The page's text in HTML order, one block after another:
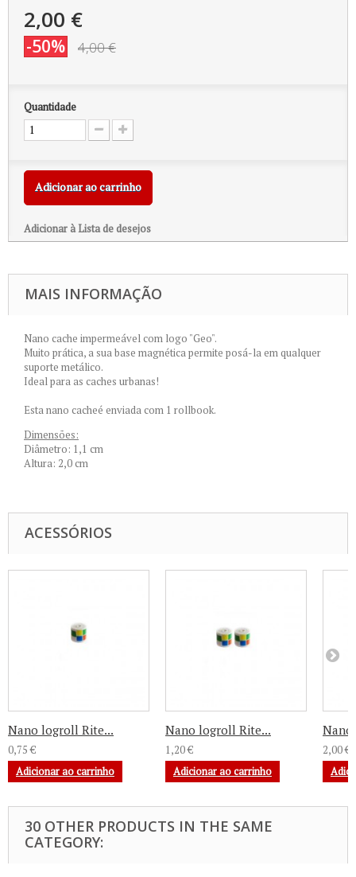
2,00 €
-50% 4,00 €
Quantidade
Adicionar ao carrinho
Adicionar à Lista de desejos
MAIS INFORMAÇÃO
Nano cache impermeável com logo "Geo".
Muito prática, a sua base magnética permite posá-la em qualquer
suporte metálico.
Ideal para as caches urbanas!
Esta nano cacheé enviada com 1 rollbook.
Dimensões:
Diâmetro: 1,1 cm
Altura: 2,0 cm
ACESSÓRIOS
Nano logroll Rite...
0,75 €
Adicionar ao carrinho
Nano logroll Rite...
1,20 €
Adicionar ao carrinho
2,00 €
30 OTHER PRODUCTS IN THE SAME
CATEGORY: